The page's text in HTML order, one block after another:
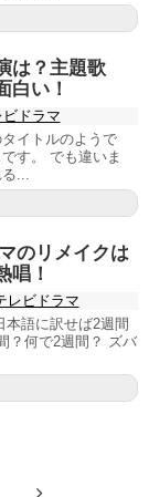
は？主題歌
白い！
ビドラマ
イトルのようで
す。 でも違いま
...
のリメイクは
唱！
レビドラマ
語に訳せば2週間
？何で2週間？ ズバ